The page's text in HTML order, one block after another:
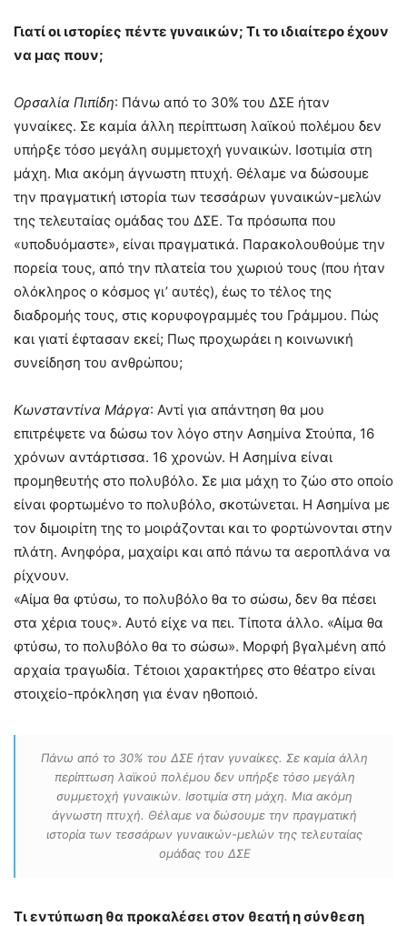
Γιατί οι ιστορίες πέντε γυναικών; Τι το ιδιαίτερο έχουν
να μας πουν;
Ορσαλία Πιπίδη: Πάνω από το 30% του ΔΣΕ ήταν
γυναίκες. Σε καμία άλλη περίπτωση λαϊκού πολέμου δεν
υπήρξε τόσο μεγάλη συμμετοχή γυναικών. Ισοτιμία στη
μάχη. Μια ακόμη άγνωστη πτυχή. Θέλαμε να δώσουμε
την πραγματική ιστορία των τεσσάρων γυναικών-μελών
της τελευταίας ομάδας του ΔΣΕ. Τα πρόσωπα που
«υποδυόμαστε», είναι πραγματικά. Παρακολουθούμε την
πορεία τους, από την πλατεία του χωριού τους (που ήταν
ολόκληρος ο κόσμος γι’ αυτές), έως το τέλος της
διαδρομής τους, στις κορυφογραμμές του Γράμμου. Πώς
και γιατί έφτασαν εκεί; Πως προχωράει η κοινωνική
συνείδηση του ανθρώπου;
Κωνσταντίνα Μάργα: Αντί για απάντηση θα μου
επιτρέψετε να δώσω τον λόγο στην Ασημίνα Στούπα, 16
χρόνων αντάρτισσα. 16 χρονών. Η Ασημίνα είναι
προμηθευτής στο πολυβόλο. Σε μια μάχη το ζώο στο οποίο
είναι φορτωμένο το πολυβόλο, σκοτώνεται. Η Ασημίνα με
τον διμοιρίτη της το μοιράζονται και το φορτώνονται στην
πλάτη. Ανηφόρα, μαχαίρι και από πάνω τα αεροπλάνα να
ρίχνουν.
«Αίμα θα φτύσω, το πολυβόλο θα το σώσω, δεν θα πέσει
στα χέρια τους». Αυτό είχε να πει. Τίποτα άλλο. «Αίμα θα
φτύσω, το πολυβόλο θα το σώσω». Μορφή βγαλμένη από
αρχαία τραγωδία. Τέτοιοι χαρακτήρες στο θέατρο είναι
στοιχείο-πρόκληση για έναν ηθοποιό.
Πάνω από το 30% του ΔΣΕ ήταν γυναίκες. Σε καμία άλλη
περίπτωση λαϊκού πολέμου δεν υπήρξε τόσο μεγάλη
συμμετοχή γυναικών. Ισοτιμία στη μάχη. Μια ακόμη
άγνωστη πτυχή. Θέλαμε να δώσουμε την πραγματική
ιστορία των τεσσάρων γυναικών-μελών της τελευταίας
ομάδας του ΔΣΕ
Τι εντύπωση θα προκαλέσει στον θεατή η σύνθεση